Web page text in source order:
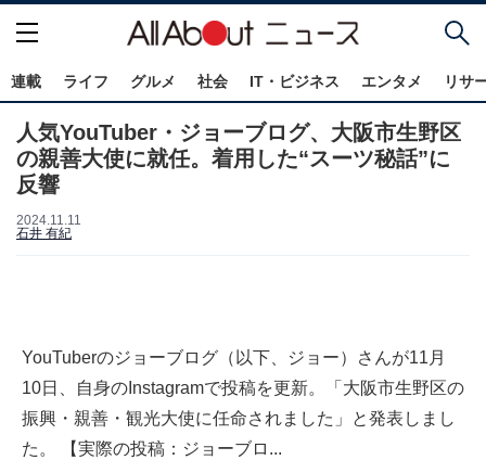
連載 ライフ グルメ 社会 IT・ビジネス エンタメ リサ
人気YouTuber・ジョーブログ、大阪市生野区
の親善大使に就任。着用した“スーツ秘話”に
反響
2024.11.11
石井 有紀
YouTuberのジョーブログ（以下、ジョー）さんが11月
10日、自身のInstagramで投稿を更新。「大阪市生野区の
振興・親善・観光大使に任命されました」と発表しまし
た。 【実際の投稿：ジョーブロ...